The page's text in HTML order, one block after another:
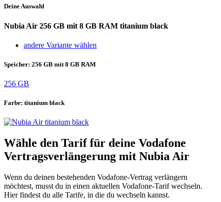
Deine Auswahl
Nubia Air 256 GB mit 8 GB RAM titanium black
andere Variante wählen
Speicher: 256 GB mit 8 GB RAM
256 GB
Farbe: titanium black
Wähle den Tarif für deine Vodafone
Vertragsverlängerung mit Nubia Air
Wenn du deinen bestehenden Vodafone-Vertrag verlängern
möchtest, musst du in einen aktuellen Vodafone-Tarif wechseln.
Hier findest du alle Tarife, in die du wechseln kannst.